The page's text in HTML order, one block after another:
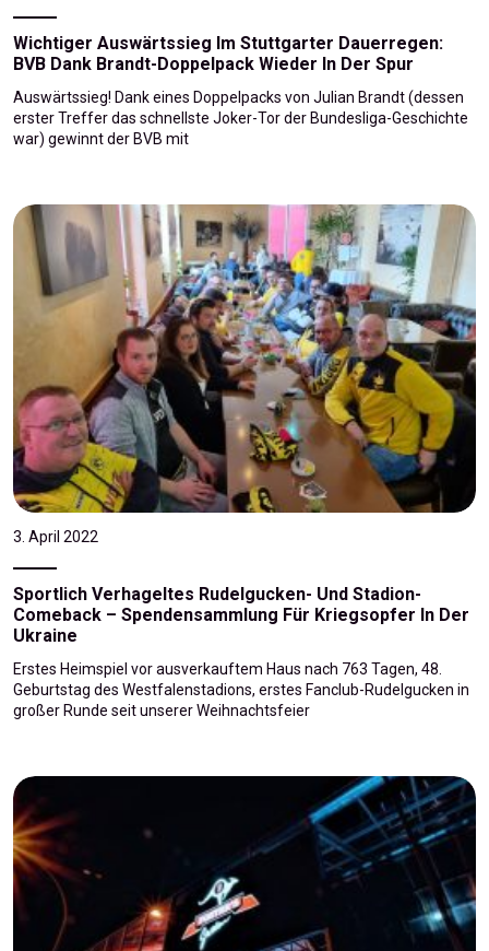
Wichtiger Auswärtssieg Im Stuttgarter Dauerregen:
BVB Dank Brandt-Doppelpack Wieder In Der Spur
Auswärtssieg! Dank eines Doppelpacks von Julian Brandt (dessen
erster Treffer das schnellste Joker-Tor der Bundesliga-Geschichte
war) gewinnt der BVB mit
Sportlich Verhageltes Rudelgucken- Und Stadion-
Comeback – Spendensammlung Für Kriegsopfer In Der
Ukraine
Erstes Heimspiel vor ausverkauftem Haus nach 763 Tagen, 48.
Geburtstag des Westfalenstadions, erstes Fanclub-Rudelgucken in
großer Runde seit unserer Weihnachtsfeier
3. April 2022